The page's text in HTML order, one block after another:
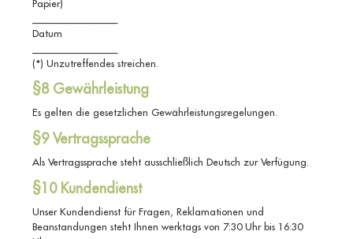
Papier)
Datum
(*) Unzutreffendes streichen.
§8 Gewährleistung
Es gelten die gesetzlichen Gewährleistungsregelungen.
§9 Vertragssprache
Als Vertragssprache steht ausschließlich Deutsch zur Verfügung.
§10 Kundendienst
Unser Kundendienst für Fragen, Reklamationen und
Beanstandungen steht Ihnen werktags von 7:30 Uhr bis 16:30